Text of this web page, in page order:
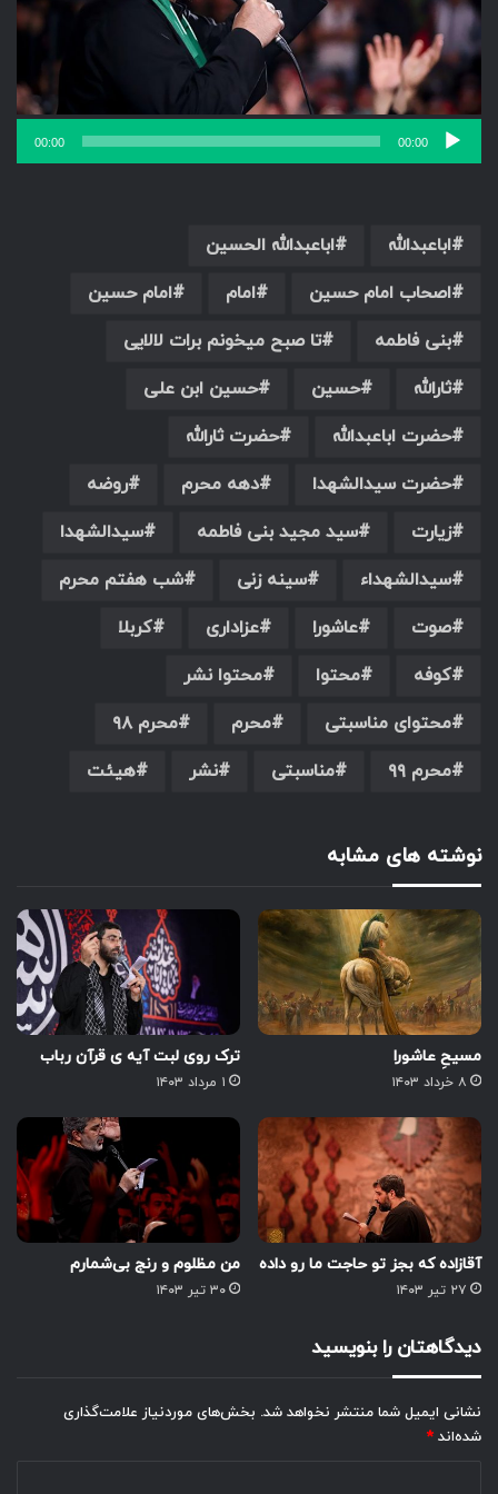
00:00
00:00
اباعبدالله
اباعبدالله الحسین
اصحاب امام حسین
امام
امام حسین
بنی فاطمه
تا صبح میخونم برات لالایی
ثارالله
حسین
حسین ابن علی
حضرت اباعبدالله
حضرت ثارالله
حضرت سیدالشهدا
دهه محرم
روضه
زیارت
سید مجید بنی فاطمه
سیدالشهدا
سیدالشهداء
سینه زنی
شب هفتم محرم
صوت
عاشورا عزاداری
کربلا
کوفه
محتوا
محتوا نشر
محتوای مناسبتی
محرم
محرم ۹۸
محرم ۹۹
مناسبتی نشر هیئت
نوشته های مشابه
مسیحِ عاشورا
۸ خرداد ۱۴۰۳
ترک روی لبت آیه ی قرآن رباب
۱ مرداد ۱۴۰۳
آقازاده که بجز تو حاجت ما رو داده
۲۷ تیر ۱۴۰۳
من مظلوم و رنج بی‌شمارم
۳۰ تیر ۱۴۰۳
دیدگاهتان را بنویسید
نشانی ایمیل شما منتشر نخواهد شد. بخش‌های موردنیاز علامت‌گذاری
شده‌اند *